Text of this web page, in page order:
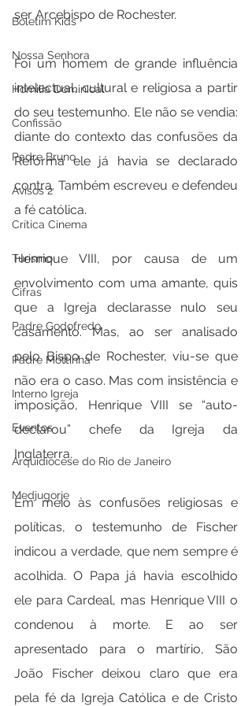
Boletim Kids
Nossa Senhora
Homilia Dominical
Confissão
Padre Bruno
Avisos 2
Crítica Cinema
Turismo
Cifras
Padre Godofredo
Padre Mottinha
Interno Igreja
Eventos
Arquidiocese do Rio de Janeiro
Medjugorje
ser Arcebispo de Rochester.
Foi um homem de grande influência
intelectual, cultural e religiosa a partir
do seu testemunho. Ele não se vendia:
diante do contexto das confusões da
Reforma ele já havia se declarado
contra. Também escreveu e defendeu
a fé católica.
Henrique VIII, por causa de um
envolvimento com uma amante, quis
que a Igreja declarasse nulo seu
casamento. Mas, ao ser analisado
pelo Bispo de Rochester, viu-se que
não era o caso. Mas com insistência e
imposição, Henrique VIII se “auto-
declarou” chefe da Igreja da
Inglaterra.
Em meio às confusões religiosas e
políticas, o testemunho de Fischer
indicou a verdade, que nem sempre é
acolhida. O Papa já havia escolhido
ele para Cardeal, mas Henrique VIII o
condenou à morte. E ao ser
apresentado para o martírio, São
João Fischer deixou claro que era
pela fé da Igreja Católica e de Cristo